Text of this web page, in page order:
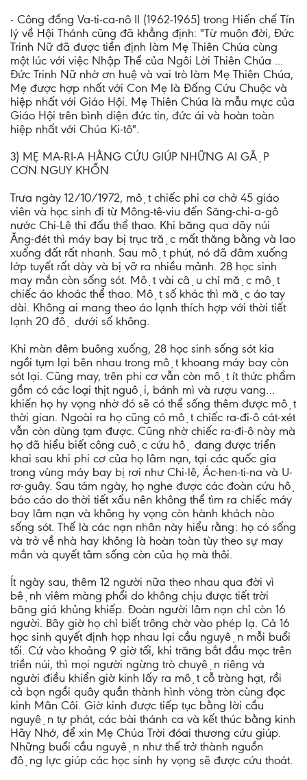
- Công đồng Va-ti-ca-nô II (1962-1965) trong Hiến chế Tín
lý về Hội Thánh cũng đã khẳng định: "Từ muôn đời, Đức
Trinh Nữ đã được tiền định làm Mẹ Thiên Chúa cùng
một lúc với việc Nhập Thể của Ngôi Lời Thiên Chúa ...
Đức Trinh Nữ nhờ ơn huệ và vai trò làm Mẹ Thiên Chúa,
Mẹ được hợp nhất với Con Mẹ là Đấng Cứu Chuộc và
hiệp nhất với Giáo Hội. Mẹ Thiên Chúa là mẫu mực của
Giáo Hội trên bình diện đức tin, đức ái và hoàn toàn
hiệp nhất với Chúa Ki-tô".
3) MẸ MA-RI-A HẰNG CỨU GIÚP NHỮNG AI GẶP
CƠN NGUY KHỐN
Trưa ngày 12/10/1972, một chiếc phi cơ chở 45 giáo
viên và học sinh đi từ Mông-tê-viu đến Săng-chi-a-gô
nước Chi-Lê thi đấu thể thao. Khi băng qua dãy núi
Ăng-đét thì máy bay bị trục trặc mất thăng bằng và lao
xuống đất rất nhanh. Sau một phút, nó đã đâm xuống
lớp tuyết rất dày và bị vỡ ra nhiều mảnh. 28 học sinh
may mắn còn sống sót. Một vài cậu chỉ mặc một
chiếc áo khoác thể thao. Một số khác thì mặc áo tay
dài. Không ai mang theo áo lạnh thích hợp với thời tiết
lạnh 20 độ dưới số không.
Khi màn đêm buông xuống, 28 học sinh sống sót kia
ngồi tụm lại bên nhau trong một khoang máy bay còn
sót lại. Cũng may, trên phi cơ vẫn còn một ít thức phẩm
gồm có các loại thịt nguội, bánh mì và rượu vang…
khiến họ hy vọng nhờ đó sẽ có thể sống thêm được một
thời gian. Ngoài ra họ cũng có một chiếc ra-đi-ô cát-xét
vẫn còn dùng tạm được. Cũng nhờ chiếc ra-đi-ô này mà
họ đã hiểu biết công cuộc cứu hộ đang được triển
khai sau khi phi cơ của họ lâm nạn, tại các quốc gia
trong vùng máy bay bị rơi như Chi-lê, Ác-hen-ti-na và U-
rơ-guây. Sau tám ngày, họ nghe được các đoàn cứu hộ
báo cáo do thời tiết xấu nên không thể tìm ra chiếc máy
bay lâm nạn và không hy vọng còn hành khách nào
sống sót. Thế là các nạn nhân này hiểu rằng: họ có sống
và trở về nhà hay không là hoàn toàn tùy theo sự may
mắn và quyết tâm sống còn của họ mà thôi.
Ít ngày sau, thêm 12 người nữa theo nhau qua đời vì
bệnh viêm màng phổi do không chịu được tiết trời
băng giá khủng khiếp. Đoàn người lâm nạn chỉ còn 16
người. Bây giờ họ chỉ biết trông chờ vào phép lạ. Cả 16
học sinh quyết định họp nhau lại cầu nguyện mỗi buổi
tối. Cứ vào khoảng 9 giờ tối, khi trăng bắt đầu mọc trên
triền núi, thì mọi người ngừng trò chuyện riêng và
người điều khiển giờ kinh lấy ra một cỗ tràng hạt, rồi
cả bọn ngồi quây quần thành hình vòng tròn cùng đọc
kinh Mân Côi. Giờ kinh được tiếp tục bằng lời cầu
nguyện tự phát, các bài thánh ca và kết thúc bằng kinh
Hãy Nhớ, để xin Mẹ Chúa Trời đóai thương cứu giúp.
Những buổi cầu nguyện như thế trở thành nguồn
động lực giúp các học sinh hy vọng sẽ được cứu thoát.